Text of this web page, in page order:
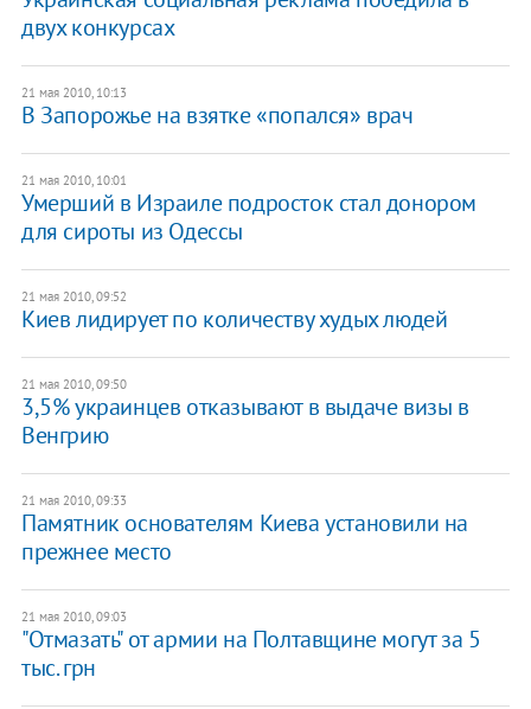
двух конкурсах
21 мая 2010, 10:13
В Запорожье на взятке «попался» врач
21 мая 2010, 10:01
Умерший в Израиле подросток стал донором
для сироты из Одессы
21 мая 2010, 09:52
Киев лидирует по количеству худых людей
21 мая 2010, 09:50
3,5% украинцев отказывают в выдаче визы в
Венгрию
21 мая 2010, 09:33
Памятник основателям Киева установили на
прежнее место
21 мая 2010, 09:03
"Отмазать" от армии на Полтавщине могут за 5
тыс. грн